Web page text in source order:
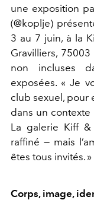
une exposition
(@koplje)
3 au 7 juin, à la
Gravilliers,
non incluses
exposées. « Je
club sexuel, pour
dans un contexte
La galerie Kiff
raffiné — mais
êtes tous invités. »
Corps, image,